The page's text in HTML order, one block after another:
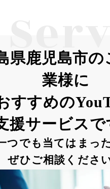
県鹿児島市
業様に
すすめの
援サービスで
つでも当てはまっ
ぜひご相談ください